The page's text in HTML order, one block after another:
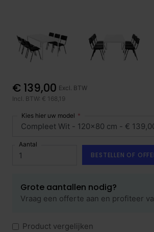
€ 139,00 Excl. BTW
Incl. BTW: € 168,19
Kies hier uw model
Aantal
BESTELLEN OF
Grote aantallen nodig?
Vraag een offerte aan en profiteer
Product vergelijken